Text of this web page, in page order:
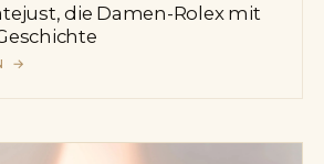
die Damen-Rolex mit
→